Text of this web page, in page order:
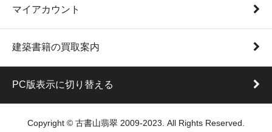
マイアカウント
建築書籍の買取案内
PC版表示に切り替える
Copyright © 古書山翡翠 2009-2023. All Rights Reserved.